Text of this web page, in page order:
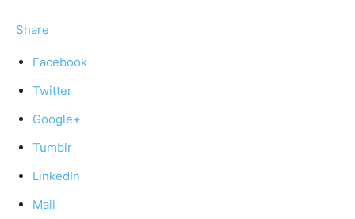
Share
Facebook
Twitter
Google+
Tumblr
LinkedIn
Mail